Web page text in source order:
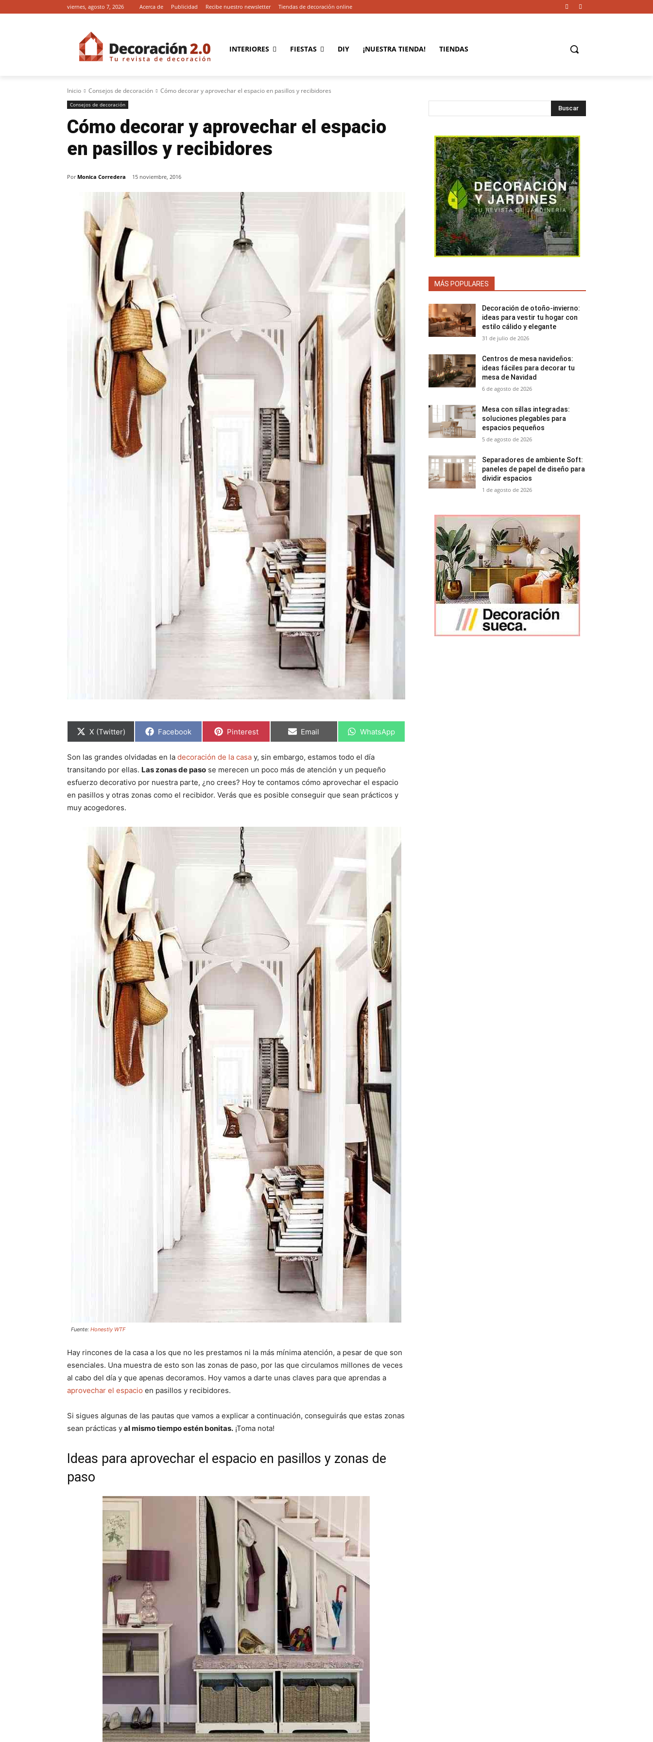
viernes, agosto 7, 2026 Acerca de Publicidad Recibe nuestro newsletter Tiendas de decoración online
INTERIORES FIESTAS DIY ¡NUESTRA TIENDA! TIENDAS
Inicio Consejos de decoración Cómo decorar y aprovechar el espacio en pasillos y recibidores
Consejos de decoración
Cómo decorar y aprovechar el espacio
en pasillos y recibidores
Por Monica Corredera 15 noviembre, 2016
C
a
r
t
i
e
n
X (Twitter) C
a
r
t
i
e
Facebook C
p
a
r
t
i
e
Pinterest C
a
r
t
i
e
Email C
p
a
r
t
i
e
WhatsApp
Son las grandes olvidadas en la decoración de la casa y, sin embargo, estamos todo el día
transitando por ellas. Las zonas de paso se merecen un poco más de atención y un pequeño
esfuerzo decorativo por nuestra parte, ¿no crees? Hoy te contamos cómo aprovechar el espacio
en pasillos y otras zonas como el recibidor. Verás que es posible conseguir que sean prácticos y
muy acogedores.
Fuente: Honestly WTF
Hay rincones de la casa a los que no les prestamos ni la más mínima atención, a pesar de que son
esenciales. Una muestra de esto son las zonas de paso, por las que circulamos millones de veces
al cabo del día y que apenas decoramos. Hoy vamos a darte unas claves para que aprendas a
aprovechar el espacio en pasillos y recibidores.
Si sigues algunas de las pautas que vamos a explicar a continuación, conseguirás que estas zonas
sean prácticas yal mismo tiempo estén bonitas. ¡Toma nota!
Ideas para aprovechar el espacio en pasillos y zonas de
paso
Buscar
MÁS POPULARES
Decoración de otoño-invierno:
ideas para vestir tu hogar con
estilo cálido y elegante
31 de julio de 2026
Centros de mesa navideños:
ideas fáciles para decorar tu
mesa de Navidad
6 de agosto de 2026
Mesa con sillas integradas:
soluciones plegables para
espacios pequeños
5 de agosto de 2026
Separadores de ambiente Soft:
paneles de papel de diseño para
dividir espacios
1 de agosto de 2026